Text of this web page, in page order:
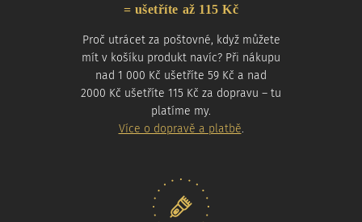
= ušetříte až 115 Kč
Proč utrácet za poštovné, když můžete
mít v košíku produkt navíc? Při nákupu
nad 1 000 Kč ušetříte 59 Kč a nad
2000 Kč ušetříte 115 Kč za dopravu – tu
platíme my.
Více o dopravě a platbě.